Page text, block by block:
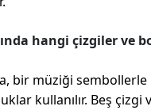
hangi çizgiler ve
bir müziği
kullanılır. Beş